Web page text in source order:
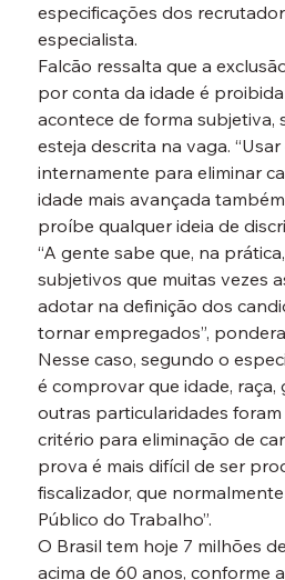
especificações dos
especialista.
Falcão ressalta que a
por conta da idade é
acontece de forma subjetiva,
esteja descrita na vaga.
internamente para eliminar
idade mais avançada também
proíbe qualquer ideia de
“A gente sabe que, na
subjetivos que muitas vezes
adotar na definição dos
tornar empregados”,
Nesse caso, segundo o
é comprovar que idade, raça,
outras particularidades
critério para eliminação de
prova é mais difícil de ser
fiscalizador, que
Público do Trabalho”.
O Brasil tem hoje 7 milhões
acima de 60 anos, conforme